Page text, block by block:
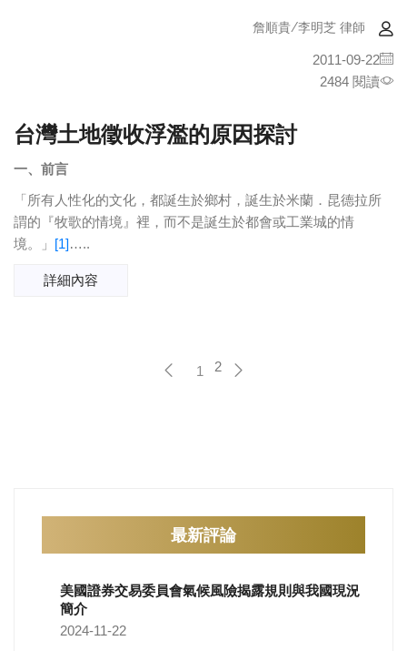
詹順貴/李明芝 律師
2011-09-22
2484 閱讀
台灣土地徵收浮濫的原因探討
一、 前言
「所有人性化的文化，都誕生於鄉村，誕生於米蘭．昆德拉所
謂的『牧歌的情境』裡，而不是誕生於都會或工業城的情
境。」 [1]…..
詳細內容
1 2
最新評論
美國證券交易委員會氣候風險揭露規則與我國現況
簡介
2024-11-22